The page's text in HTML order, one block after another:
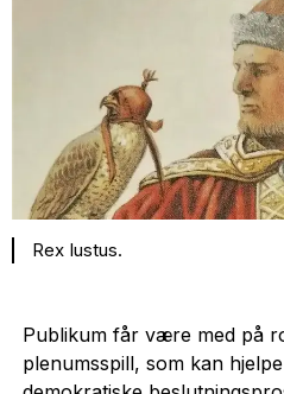
Rex Iustus.
Publikum får være med på
plenumsspill, som kan